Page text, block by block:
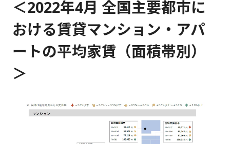
＜2022年4月 全国主要都市に
おける賃貸マンション・アパ
ートの平均家賃（面積帯別）
＞